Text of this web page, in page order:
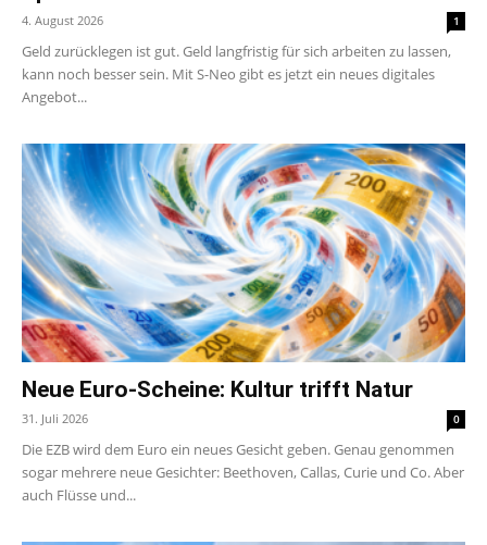
4. August 2026 1
Geld zurücklegen ist gut. Geld langfristig für sich arbeiten zu lassen,
kann noch besser sein. Mit S-Neo gibt es jetzt ein neues digitales
Angebot...
Neue Euro-Scheine: Kultur trifft Natur
31. Juli 2026 0
Die EZB wird dem Euro ein neues Gesicht geben. Genau genommen
sogar mehrere neue Gesichter: Beethoven, Callas, Curie und Co. Aber
auch Flüsse und...